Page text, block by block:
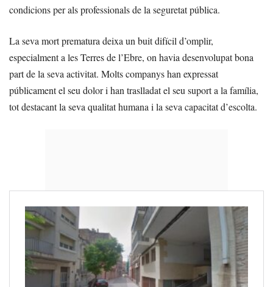
condicions per als professionals de la seguretat pública.
La seva mort prematura deixa un buit difícil d’omplir,
especialment a les Terres de l’Ebre, on havia desenvolupat bona
part de la seva activitat. Molts companys han expressat
públicament el seu dolor i han traslladat el seu suport a la família,
tot destacant la seva qualitat humana i la seva capacitat d’escolta.